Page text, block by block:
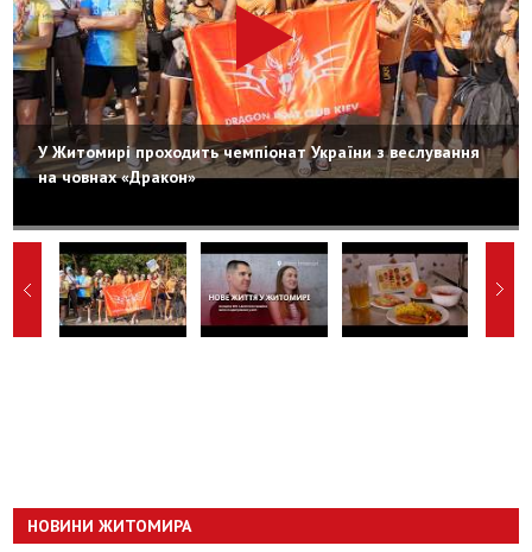
У Житомирі проходить чемпіонат України з веслування
на човнах «Дракон»
НОВИНИ ЖИТОМИРА